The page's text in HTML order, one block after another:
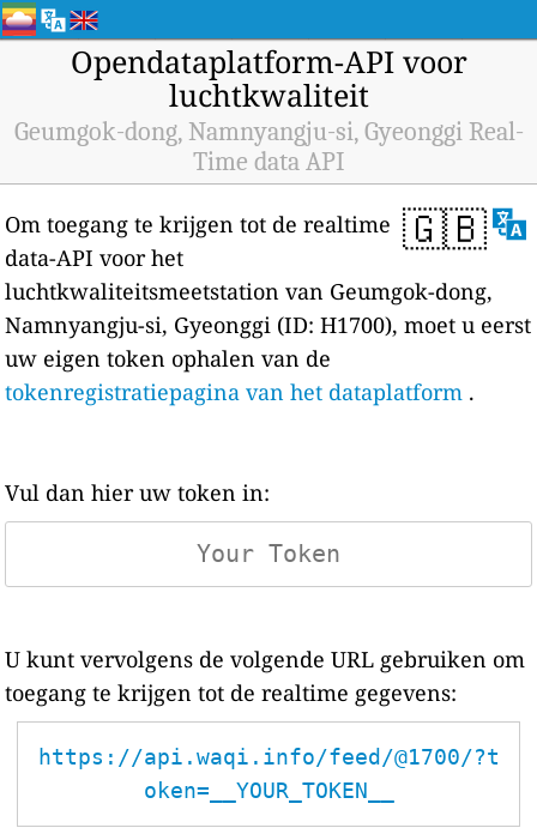
Opendataplatform-API voor
luchtkwaliteit
Geumgok-dong, Namnyangju-si, Gyeonggi Real-
Time data API
🇬🇧
Om toegang te krijgen tot de realtime
data-API voor het
luchtkwaliteitsmeetstation van Geumgok-dong,
Namnyangju-si, Gyeonggi (ID: H1700), moet u eerst
uw eigen token ophalen van de
tokenregistratiepagina van het dataplatform .
Vul dan hier uw token in:
U kunt vervolgens de volgende URL gebruiken om
toegang te krijgen tot de realtime gegevens:
https://api.waqi.info/feed/@1700/?t
oken=__YOUR_TOKEN__